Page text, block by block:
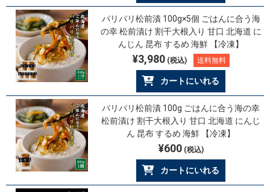
パリパリ松前漬 100g×5個 ごはんに合う海
の幸 松前漬け 割干大根入り 甘口 北海道 に
んじん 昆布 するめ 海鮮 【冷凍】
¥3,980(税込) 送料無料
カートにいれる
パリパリ松前漬 100g ごはんに合う海の幸
松前漬け 割干大根入り 甘口 北海道 にんじ
ん 昆布 するめ 海鮮 【冷凍】
¥600(税込)
カートにいれる